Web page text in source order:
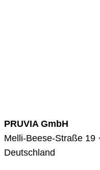
PRUVIA GmbH
Melli-Beese-Straße 19
Deutschland